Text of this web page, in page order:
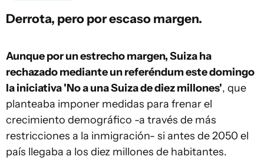
Derrota, pero por escaso margen.
Aunque por un estrecho margen, Suiza ha
rechazado mediante un referéndum este domingo
la iniciativa 'No a una Suiza de diez millones', que
planteaba imponer medidas para frenar el
crecimiento demográfico -a través de más
restricciones a la inmigración- si antes de 2050 el
país llegaba a los diez millones de habitantes.